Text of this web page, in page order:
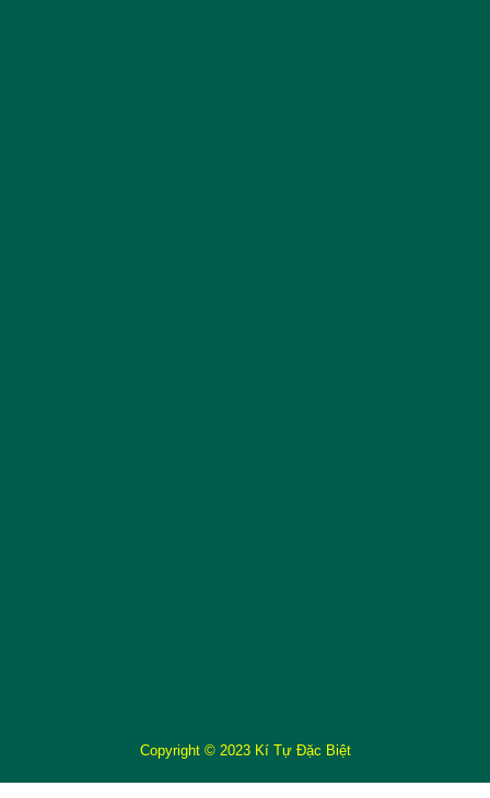
Copyright © 2023 Kí Tự Đặc Biệt